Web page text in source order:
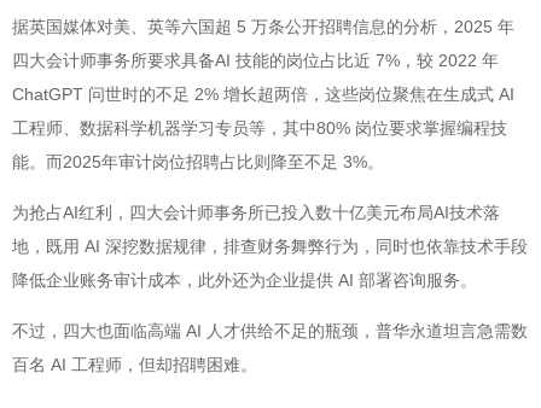
据英国媒体对美、英等六国超 5 万条公开招聘信息的分析，2025 年
四大会计师事务所要求具备AI 技能的岗位占比近 7%，较 2022 年
ChatGPT 问世时的不足 2% 增长超两倍，这些岗位聚焦在生成式 AI
工程师、数据科学机器学习专员等，其中80% 岗位要求掌握编程技
能。而2025年审计岗位招聘占比则降至不足 3%。
为抢占AI红利，四大会计师事务所已投入数十亿美元布局AI技术落
地，既用 AI 深挖数据规律，排查财务舞弊行为，同时也依靠技术手段
降低企业账务审计成本，此外还为企业提供 AI 部署咨询服务。
不过，四大也面临高端 AI 人才供给不足的瓶颈，普华永道坦言急需数
百名 AI 工程师，但却招聘困难。